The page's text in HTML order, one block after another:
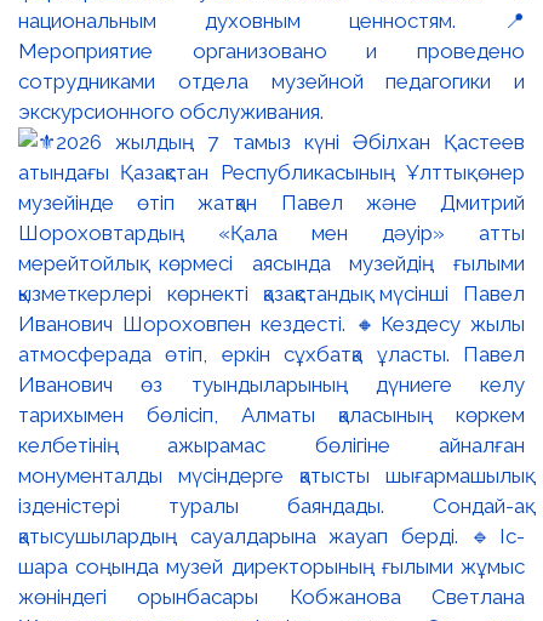
национальным духовным ценностям. 📍
Мероприятие организовано и проведено
сотрудниками отдела музейной педагогики и
экскурсионного обслуживания.